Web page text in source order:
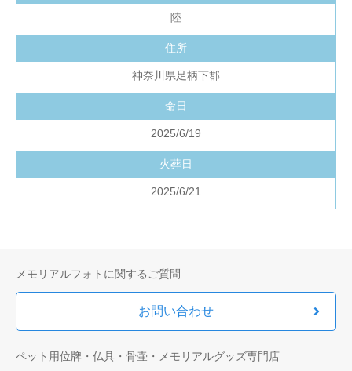
陸
住所
神奈川県足柄下郡
命日
2025/6/19
火葬日
2025/6/21
メモリアルフォトに関するご質問
お問い合わせ
ペット用位牌・仏具・骨壷・メモリアルグッズ専門店